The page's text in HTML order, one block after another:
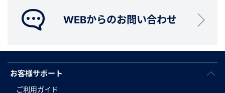
WEBからのお問い合わせ
お客様サポート
ご利用ガイド